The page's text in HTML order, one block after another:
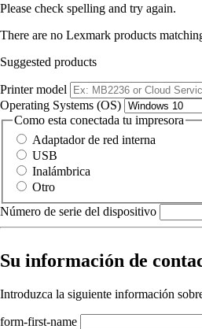
Please check spelling and try again.
There are no Lexmark products
Suggested products
Printer model
Operating Systems (OS)
Como esta conectada tu impresora
Adaptador de red interna
USB
Inalámbrica
Otro
Número de serie del dispositivo
Su información de
Introduzca la siguiente información
form-first-name